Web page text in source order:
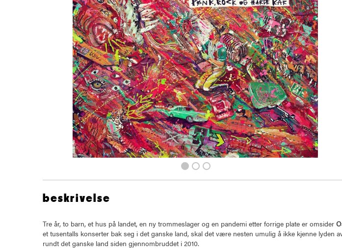
beskrivelse
Tre år, to barn, et hus på landet, en ny trommeslager og en pandemi etter forrige plate er omsider
et tusentalls konserter bak seg i det ganske land, skal det være nesten umulig å ikke kjenne
rundt det ganske land siden gjennombruddet i 2010.